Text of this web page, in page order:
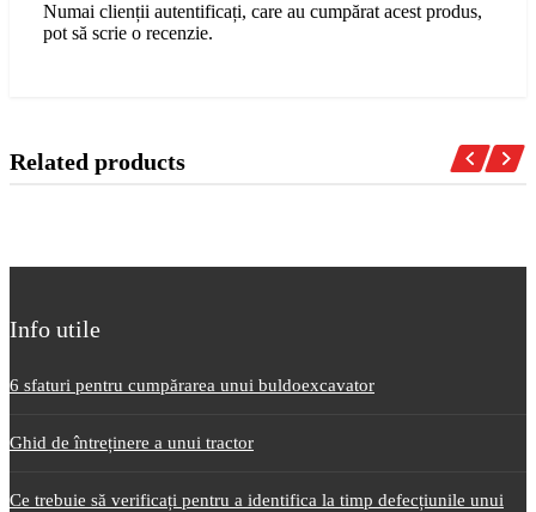
Numai clienții autentificați, care au cumpărat acest produs,
pot să scrie o recenzie.
Related products
Info utile
6 sfaturi pentru cumpărarea unui buldoexcavator
Ghid de întreținere a unui tractor
Ce trebuie să verificați pentru a identifica la timp defecțiunile unui